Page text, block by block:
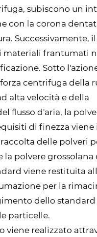
subiscono un
con la corona
Successivamente, il
materiali frantumati
Sotto
centrifuga della
alta velocità e della
flusso d'aria, la
di finezza viene
delle polveri
la polvere grossolana
viene restituita
per la
dello standard
particelle.
viene realizzato